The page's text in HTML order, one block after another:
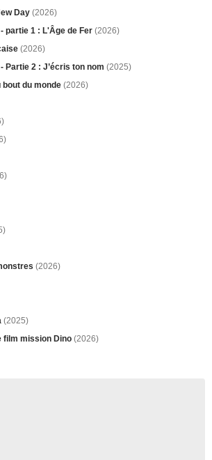
Day (2026)
partie 1 : L'Âge de Fer (2026)
(2026)
Partie 2 : J’écris ton nom (2025)
bout du monde (2026)
(2026)
(2025)
film mission Dino (2026)